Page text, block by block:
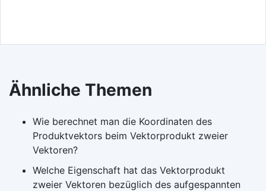
Ähnliche Themen
Wie berechnet man die Koordinaten des
Produktvektors beim Vektorprodukt zweier
Vektoren?
Welche Eigenschaft hat das Vektorprodukt
zweier Vektoren bezüglich des aufgespannten